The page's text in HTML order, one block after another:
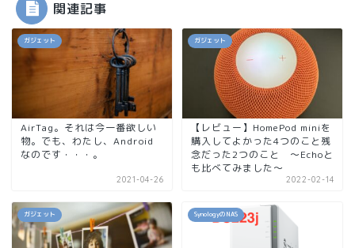
関連記事
ガジェット
AirTag。それは今一番欲しい
物。でも、わたし、Android
なのです・・・。
2021-04-26
ガジェット
【レビュー】HomePod miniを
購入してよかった4つのこと残
念だった2つのこと ～Echoと
も比べてみました～
2022-02-14
ガジェット SynologyのNAS